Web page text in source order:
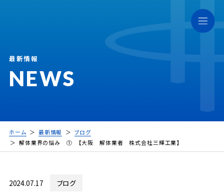
NEWS
最新情報
ホーム 最新情報
ブログ
解体業界の悩み ① 【大阪 解体業者 株式会社三輝工業】
2024.07.17 ブログ